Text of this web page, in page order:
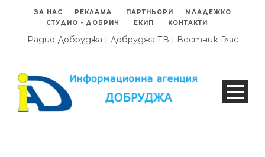
ЗА НАС РЕКЛАМА ПАРТНЬОРИ
МЛАДЕЖКО
СТУДИО - ДОБРИЧ
ЕКИП КОНТАКТИ
Радио Добруджа | Добруджа ТВ | Вестник Глас